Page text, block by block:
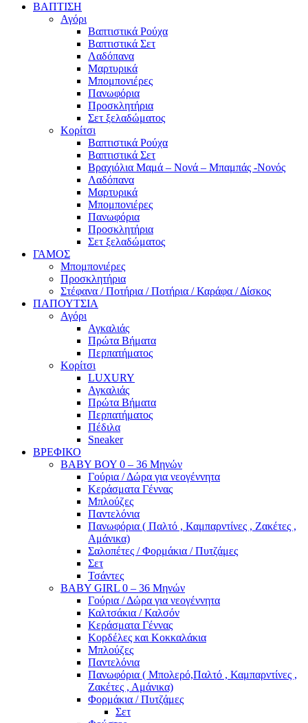
ΒΑΠΤΙΣΗ
Αγόρι
Βαπτιστικά Ρούχα
Βαπτιστικά Σετ
Λαδόπανα
Μαρτυρικά
Μπομπονιέρες
Πανωφόρια
Προσκλητήρια
Σετ ξελαδώματος
Κορίτσι
Βαπτιστικά Ρούχα
Βαπτιστικά Σετ
Βραχιόλια Μαμά – Νονά – Μπαμπάς -Νονός
Λαδόπανα
Μαρτυρικά
Μπομπονιέρες
Πανωφόρια
Προσκλητήρια
Σετ ξελαδώματος
ΓΑΜΟΣ
Μπομπονιέρες
Προσκλητήρια
Στέφανα / Ποτήρια / Ποτήρια / Καράφα / Δίσκος
ΠΑΠΟΥΤΣΙΑ
Αγόρι
Αγκαλιάς
Πρώτα Βήματα
Περπατήματος
Κορίτσι
LUXURY
Αγκαλιάς
Πρώτα Βήματα
Περπατήματος
Πέδιλα
Sneaker
ΒΡΕΦΙΚΟ
ΒΑΒΥ ΒΟΥ 0 – 36 Μηνών
Γούρια / Δώρα για νεογέννητα
Κεράσματα Γέννας
Μπλούζες
Παντελόνια
Πανωφόρια ( Παλτό , Καμπαρντίνες , Ζακέτες ,
Αμάνικα)
Σαλοπέτες / Φορμάκια / Πυτζάμες
Σετ
Τσάντες
BABY GIRL 0 – 36 Μηνών
Γούρια / Δώρα για νεογέννητα
Καλτσάκια / Καλσόν
Κεράσματα Γέννας
Κορδέλες και Κοκκαλάκια
Μπλούζες
Παντελόνια
Πανωφόρια ( Μπολερό,Παλτό , Καμπαρντίνες ,
Ζακέτες , Αμάνικα)
Φορμάκια / Πυτζάμες
Σετ